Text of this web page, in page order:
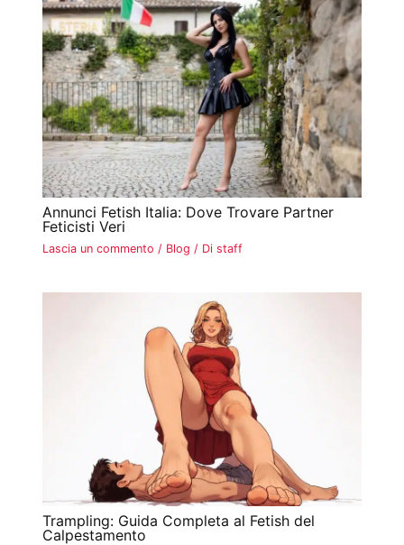
Annunci Fetish Italia: Dove Trovare Partner
Feticisti Veri
Lascia un commento / Blog / Distaff
Trampling: Guida Completa al Fetish del
Calpestamento